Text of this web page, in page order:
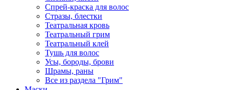
Спрей-краска для волос
Стразы, блестки
Театральная кровь
Театральный грим
Театральный клей
Тушь для волос
Усы, бороды, брови
Шрамы, раны
Все из раздела "Грим"